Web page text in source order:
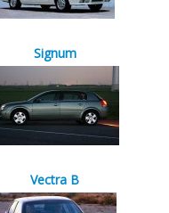
Signum
Vectra B